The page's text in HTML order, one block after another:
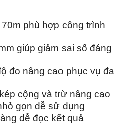
phù hợp công trình
giúp giảm sai số đáng
đo nâng cao phục vụ đa
cộng và trừ nâng cao
gọn dễ sử dụng
dễ đọc kết quả